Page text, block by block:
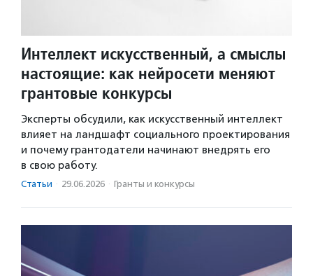
Интеллект искусственный, а смыслы
настоящие: как нейросети меняют
грантовые конкурсы
Эксперты обсудили, как искусственный интеллект
влияет на ландшафт социального проектирования
и почему грантодатели начинают внедрять его
в свою работу.
Статьи · 29.06.2026 · Гранты и конкурсы